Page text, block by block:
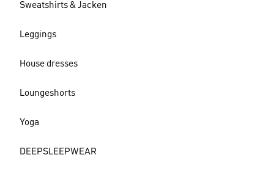
Sweatshirts & Jacken
Leggings
House dresses
Loungeshorts
Yoga
DEEPSLEEPWEAR